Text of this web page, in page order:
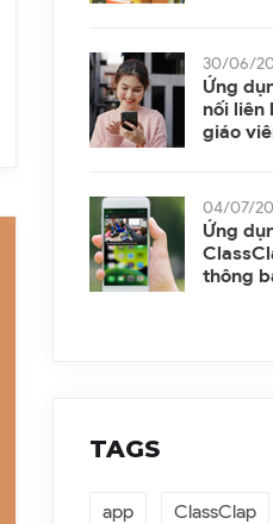
30/06/
Ứng
nối liên
giáo
04/07/
Ứng
thông
TAGS
app ClassClap